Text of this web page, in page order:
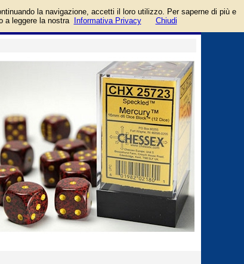
guida
la navigazione, accetti il loro utilizzo. Per saperne di più e
a leggere la nostra
Informativa Privacy Chiudi